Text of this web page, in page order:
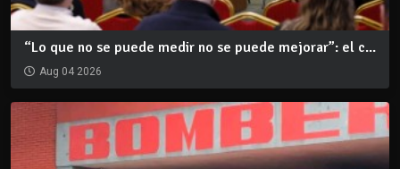
“Lo que no se puede medir no se puede mejorar”: el c...
Aug 04 2026